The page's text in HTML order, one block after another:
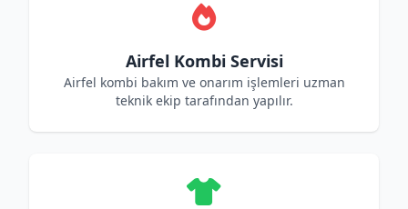
Airfel Kombi Servisi
Airfel kombi bakım ve onarım işlemleri uzman
teknik ekip tarafından yapılır.